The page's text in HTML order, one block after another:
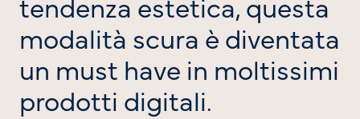
modalità scura è diventata
un must have in moltissimi
prodotti digitali.